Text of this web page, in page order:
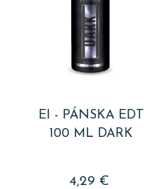
EI - PÁNSKA EDT
100 ML DARK
4,29 €